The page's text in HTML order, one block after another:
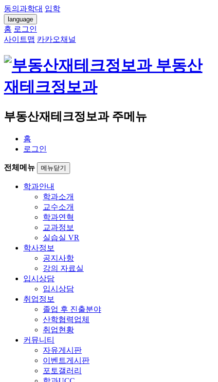
동의과학대 입학
language
홈 로그인
사이트맵 카카오채널
부동산
재테크정보과
부동산재테크정보과 주메뉴
홈
로그인
전체메뉴 메뉴닫기
학과안내
학과소개
교수소개
학과연혁
교과정보
실습실 VR
학사정보
공지사항
강의 자료실
입시상담
입시상담
취업정보
졸업 후 진출분야
산학협력업체
취업현황
커뮤니티
자유게시판
이벤트게시판
포토갤러리